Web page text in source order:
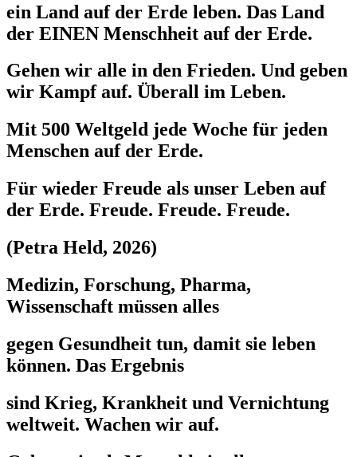
ein Land auf der Erde leben. Das Land
der EINEN Menschheit auf der Erde.
Gehen wir alle in den Frieden. Und geben
wir Kampf auf. Überall im Leben.
Mit 500 Weltgeld jede Woche für jeden
Menschen auf der Erde.
Für wieder Freude als unser Leben auf
der Erde. Freude. Freude. Freude.
(Petra Held, 2026)
Medizin, Forschung, Pharma,
Wissenschaft müssen alles
gegen Gesundheit tun, damit sie leben
können. Das Ergebnis
sind Krieg, Krankheit und Vernichtung
weltweit. Wachen wir auf.